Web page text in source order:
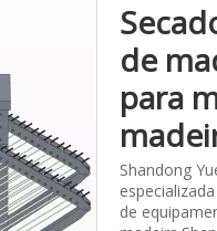
de
para
Shandong
de